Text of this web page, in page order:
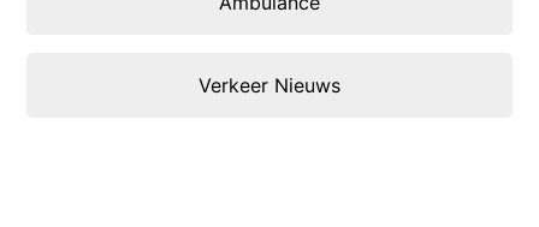
Verkeer Nieuws